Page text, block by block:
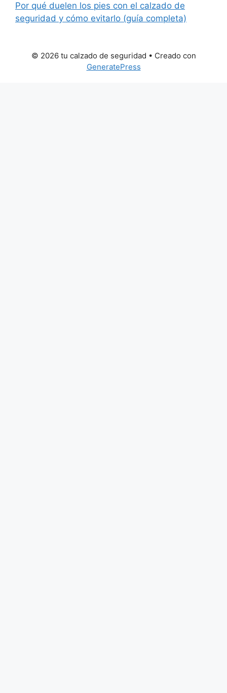
Por qué duelen los pies con el calzado de
seguridad y cómo evitarlo (guía completa)
© 2026 tu calzado de seguridad • Creado con
GeneratePress